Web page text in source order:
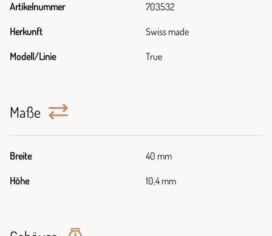
Artikelnummer 703532
Herkunft Swiss made
Modell/Linie True
Maße
Breite 40 mm
Höhe 10,4 mm